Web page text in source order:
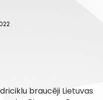
braucēji Lietuvas